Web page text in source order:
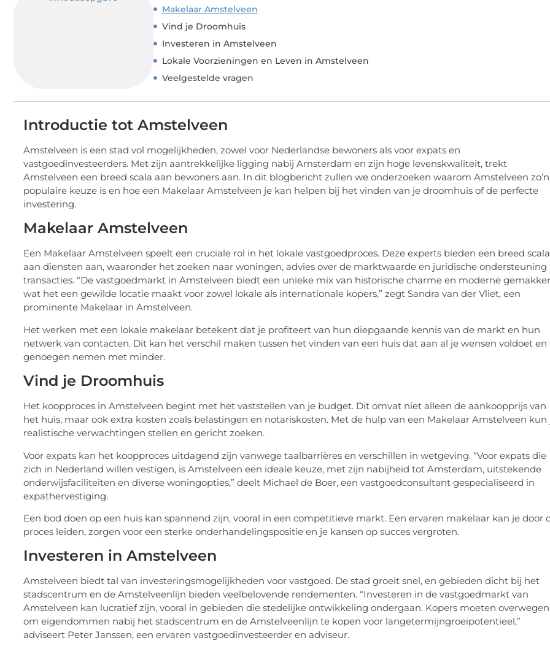
Makelaar Amstelveen
Vind je Droomhuis
Investeren in Amstelveen
Lokale Voorzieningen en Leven in Amstelveen
Veelgestelde vragen
Introductie tot Amstelveen
Amstelveen is een stad vol mogelijkheden, zowel voor Nederlandse bewoners als voor expats en
vastgoedinvesteerders. Met zijn aantrekkelijke ligging nabij Amsterdam en zijn hoge levenskwaliteit, trekt
Amstelveen een breed scala aan bewoners aan. In dit blogbericht zullen we onderzoeken waarom Amstelveen zo’n
populaire keuze is en hoe een Makelaar Amstelveen je kan helpen bij het vinden van je droomhuis of de perfecte
investering.
Makelaar Amstelveen
Een Makelaar Amstelveen speelt een cruciale rol in het lokale vastgoedproces. Deze experts bieden een breed scala
aan diensten aan, waaronder het zoeken naar woningen, advies over de marktwaarde en juridische ondersteuning
transacties. “De vastgoedmarkt in Amstelveen biedt een unieke mix van historische charme en moderne
wat het een gewilde locatie maakt voor zowel lokale als internationale kopers,” zegt Sandra van der Vliet, een
prominente Makelaar in Amstelveen.
Het werken met een lokale makelaar betekent dat je profiteert van hun diepgaande kennis van de markt en hun
netwerk van contacten. Dit kan het verschil maken tussen het vinden van een huis dat aan al je wensen voldoet en
genoegen nemen met minder.
Vind je Droomhuis
Het koopproces in Amstelveen begint met het vaststellen van je budget. Dit omvat niet alleen de aankoopprijs van
het huis, maar ook extra kosten zoals belastingen en notariskosten. Met de hulp van een Makelaar Amstelveen kun
realistische verwachtingen stellen en gericht zoeken.
Voor expats kan het koopproces uitdagend zijn vanwege taalbarrières en verschillen in wetgeving. “Voor expats die
zich in Nederland willen vestigen, is Amstelveen een ideale keuze, met zijn nabijheid tot Amsterdam, uitstekende
onderwijsfaciliteiten en diverse woningopties,” deelt Michael de Boer, een vastgoedconsultant gespecialiseerd in
expathervestiging.
Een bod doen op een huis kan spannend zijn, vooral in een competitieve markt. Een ervaren makelaar kan je door
proces leiden, zorgen voor een sterke onderhandelingspositie en je kansen op succes vergroten.
Investeren in Amstelveen
Amstelveen biedt tal van investeringsmogelijkheden voor vastgoed. De stad groeit snel, en gebieden dicht bij het
stadscentrum en de Amstelveenlijn bieden veelbelovende rendementen. “Investeren in de vastgoedmarkt van
Amstelveen kan lucratief zijn, vooral in gebieden die stedelijke ontwikkeling ondergaan. Kopers moeten overwegen
om eigendommen nabij het stadscentrum en de Amstelveenlijn te kopen voor langetermijngroeipotentieel,”
adviseert Peter Janssen, een ervaren vastgoedinvesteerder en adviseur.